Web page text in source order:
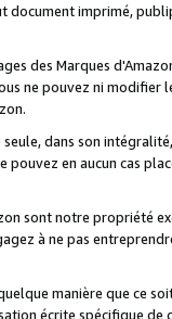
document imprimé,
des Marques
ne pouvez ni
dans son
pouvez en aucun cas
sont notre propriété
à ne pas
manière que ce
écrite spécifique de